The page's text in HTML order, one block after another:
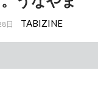
日 TABIZINE